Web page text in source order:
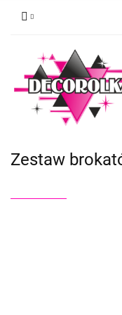
Zestaw